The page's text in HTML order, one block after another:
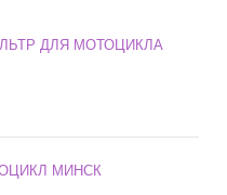
ДЛЯ МОТОЦИКЛА
МИНСК